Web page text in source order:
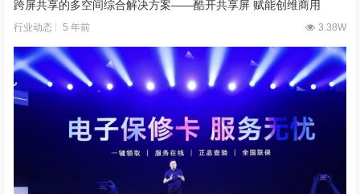
跨屏共享的多空间综合解决方案——酷开共享屏 赋能创维商用
行业动态 5 年前 3.38W